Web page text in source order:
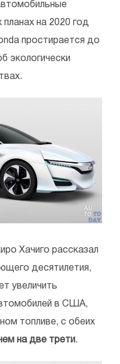
на 2020 год
простирается до
экологически
Хачиго рассказал
десятилетия,
увеличить
в США,
топливе, с обеих
на две трети.